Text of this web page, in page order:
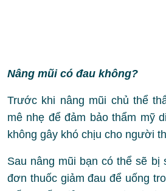
Nâng mũi có đau không?
Trước khi nâng mũi chủ thể
mê nhẹ để đảm bảo thẩm mỹ
không gây khó chịu cho người
Sau nâng mũi bạn có thể sẽ bị
đơn thuốc giảm đau để uống